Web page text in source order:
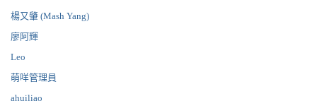
楊又肇 (Mash Yang)
廖阿輝
Leo
萌咩管理員
ahuiliao